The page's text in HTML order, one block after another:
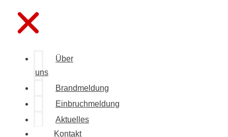
Über
uns
Brandmeldung
Einbruchmeldung
Aktuelles
Kontakt